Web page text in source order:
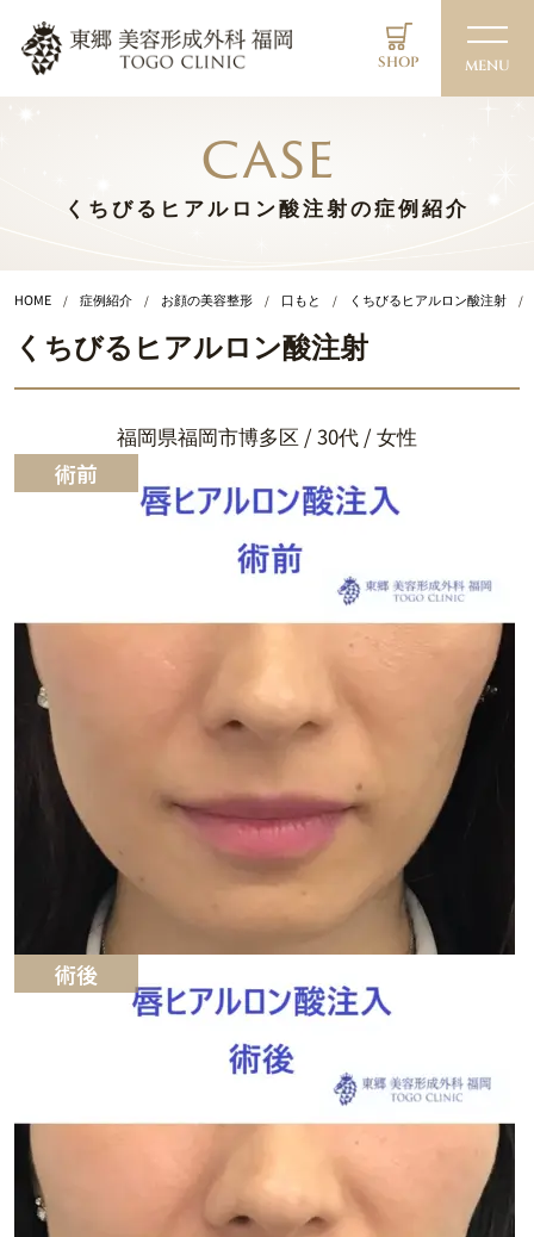
SHOP MENU
case
くちびるヒアルロン酸注射の症例紹介
HOME 症例紹介 お顔の美容整形 口もと くちびるヒアルロン酸注射
くちびるヒアルロン酸注射
福岡県福岡市博多区 / 30代 / 女性